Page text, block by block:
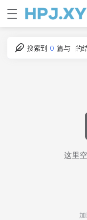
搜索到 0 篇与 的
这里